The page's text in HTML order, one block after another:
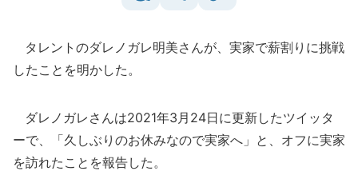
タレントのダレノガレ明美さんが、実家で薪割りに挑戦
したことを明かした。
ダレノガレさんは2021年3月24日に更新したツイッタ
ーで、「久しぶりのお休みなので実家へ」と、オフに実家
を訪れたことを報告した。